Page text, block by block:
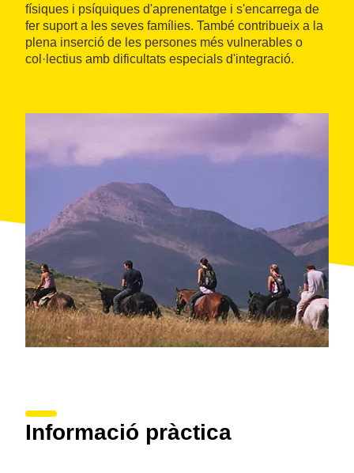
físiques i psíquiques d'aprenentatge i s'encarrega de
fer suport a les seves famílies. També contribueix a la
plena inserció de les persones més vulnerables o
col·lectius amb dificultats especials d'integració.
Informació pràctica